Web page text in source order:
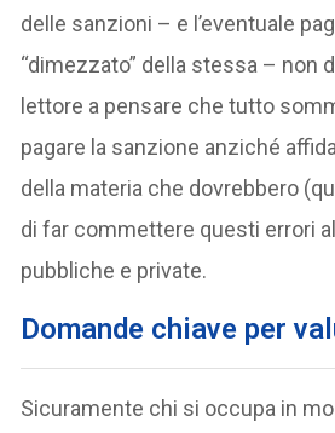
delle sanzioni – e l’eventuale
“dimezzato” della stessa – non
lettore a pensare che tutto
pagare la sanzione anziché
della materia che dovrebbero
di far commettere questi errori
pubbliche e private.
Domande chiave per
Sicuramente chi si occupa in